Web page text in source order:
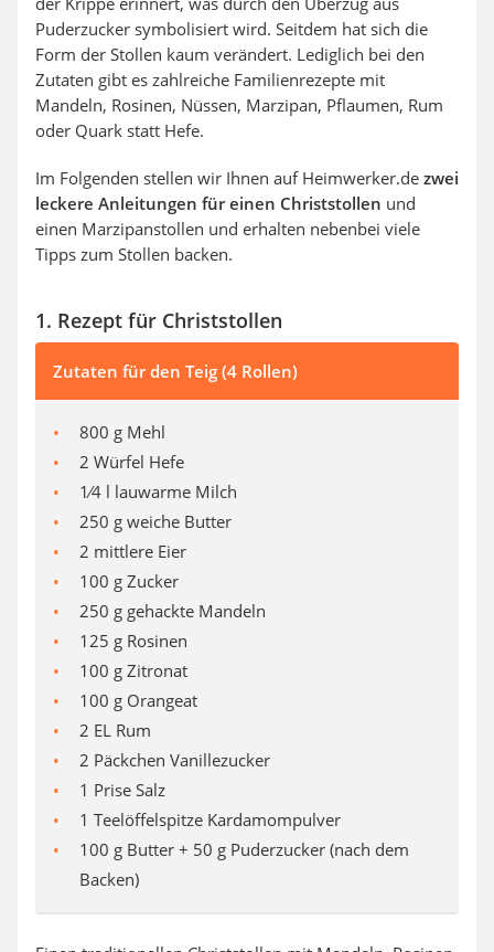
Puderzucker symbolisiert wird. Seitdem hat sich die
Form der Stollen kaum verändert. Lediglich bei den
Zutaten gibt es zahlreiche Familienrezepte mit
Mandeln, Rosinen, Nüssen, Marzipan, Pflaumen, Rum
oder Quark statt Hefe.
Im Folgenden stellen wir Ihnen auf Heimwerker.de zwei
leckere Anleitungen für einen Christstollen und
einen Marzipanstollen und erhalten nebenbei viele
Tipps zum Stollen backen.
1. Rezept für Christstollen
Zutaten für den Teig (4 Rollen)
800 g Mehl
2 Würfel Hefe
1⁄4 l lauwarme Milch
250 g weiche Butter
2 mittlere Eier
100 g Zucker
250 g gehackte Mandeln
125 g Rosinen
100 g Zitronat
100 g Orangeat
2 EL Rum
2 Päckchen Vanillezucker
1 Prise Salz
1 Teelöffelspitze Kardamompulver
100 g Butter + 50 g Puderzucker (nach dem
Backen)